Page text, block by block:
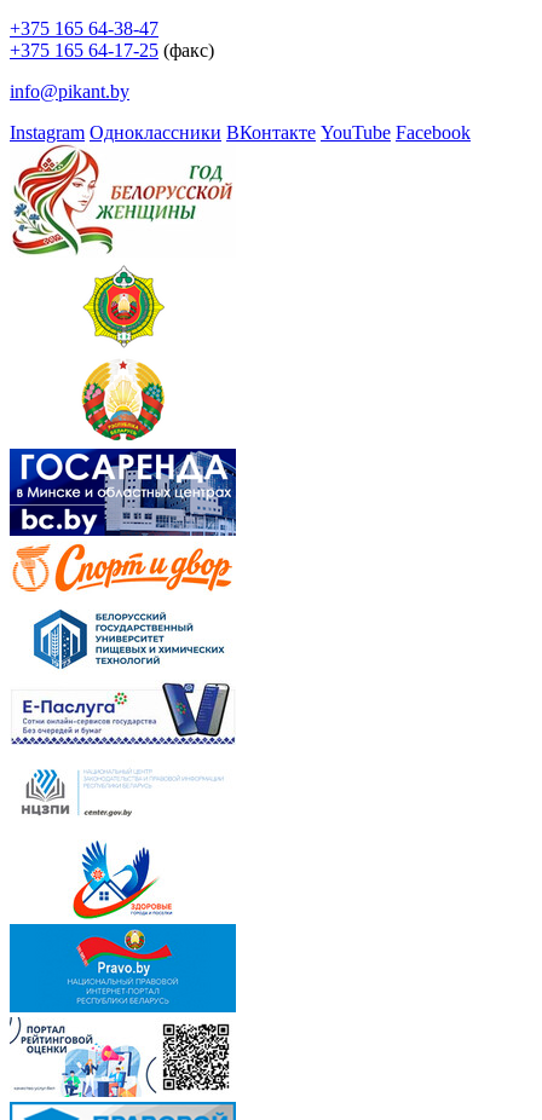
+375 165 64-38-47
+375 165 64-17-25 (факс)
info@pikant.by
Instagram Одноклассники ВКонтакте YouTube Facebook